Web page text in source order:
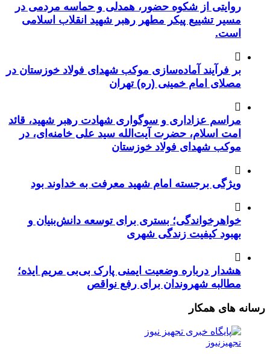
روایتی از شکوه حضور، همدلی و حماسه مردمی در
مسیر تشییع پیکر مطهر رهبر شهید انقلاب اسلامی
است.
بر فرآیند آماده‌سازی موکب شهدای فولاد خوزستان در
مصلای امام خمینی (ره) تهران
مراسم عزاداری و سوگواری شهادت رهبر شهید، قائد
امت اسلام، حضرت آیت‌الله سید علی خامنه‌ای، در
موکب شهدای فولاد خوزستان
ویژگی برجسته امام شهید معرفت به خداوند بود
خواهرخواندگی؛ بستری برای توسعه دانش‌بنیان و
بهبود کیفیت زندگی شهری
هشدار درباره وضعیت ایمنی پارک بی‌بی مریم ایذه؛
مطالبه شهروندان برای رفع نواقص
رسانه های همکار
تجهیزنیوز